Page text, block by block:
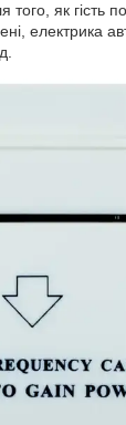
того, як гість
електрика